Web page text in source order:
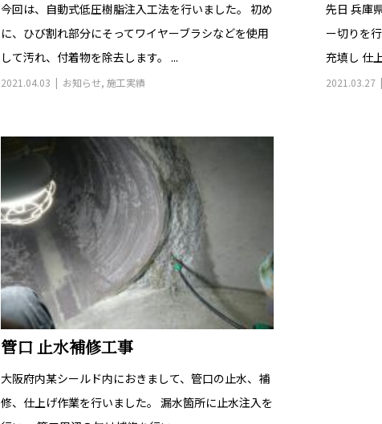
今回は、自動式低圧樹脂注入工法を行いました。 初め
に、ひび割れ部分にそってワイヤーブラシなどを使用
して汚れ、付着物を除去します。 ...
2021.04.03 お知らせ, 施工実績
先日 兵庫
ー切りを
充填し 仕
2021.03.27
管口 止水補修工事
大阪府内某シールド内におきまして、管口の止水、補
修、仕上げ作業を行いました。 漏水箇所に止水注入を